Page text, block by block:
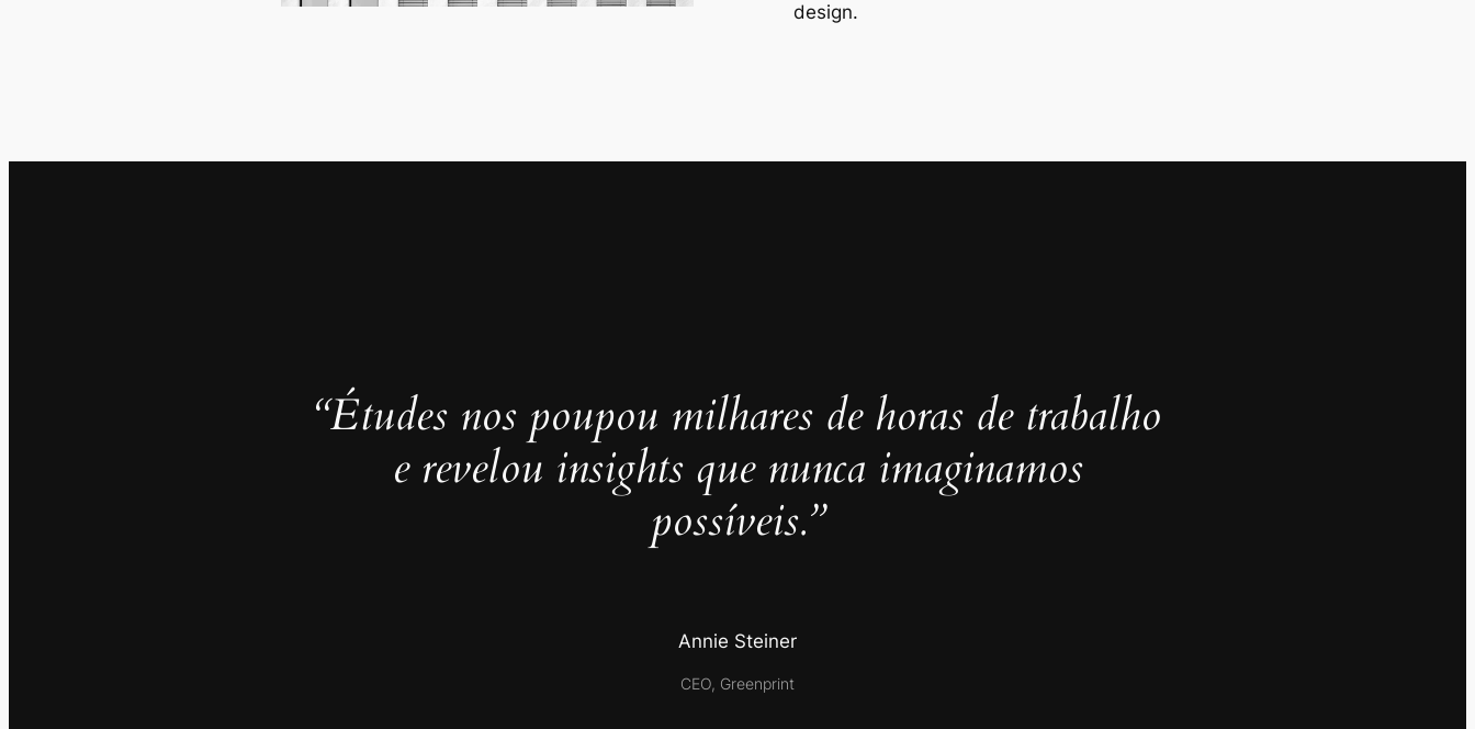
design.
“Études nos poupou milhares de horas de trabalho
e revelou insights que nunca imaginamos
possíveis.”
Annie Steiner
CEO, Greenprint